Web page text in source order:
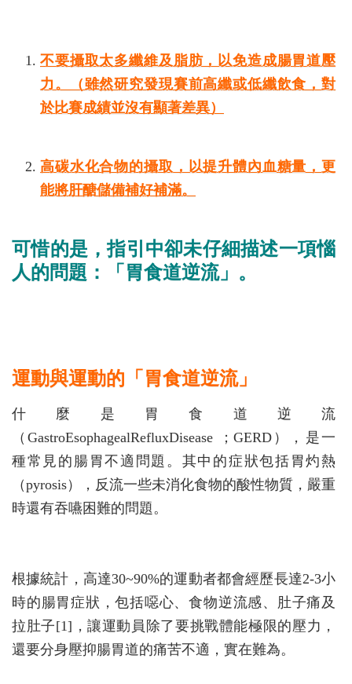
不要攝取太多纖維及脂肪，以免造成腸胃道壓
力。（雖然研究發現賽前高纖或低纖飲食，對
於比賽成績並沒有顯著差異）
高碳水化合物的攝取，以提升體內血糖量，更
能將肝醣儲備補好補滿。
可惜的是，指引中卻未仔細描述一項惱
人的問題：「胃食道逆流」。
運動與運動的「胃食道逆流」
什麼是胃食道逆流
（GastroEsophagealRefluxDisease ；GERD），是一
種常見的腸胃不適問題。其中的症狀包括胃灼熱
（pyrosis），反流一些未消化食物的酸性物質，嚴重
時還有吞嚥困難的問題。
根據統計，高達30~90%的運動者都會經歷長達2-3小
時的腸胃症狀，包括噁心、食物逆流感、肚子痛及
拉肚子[1]，讓運動員除了要挑戰體能極限的壓力，
還要分身壓抑腸胃道的痛苦不適，實在難為。